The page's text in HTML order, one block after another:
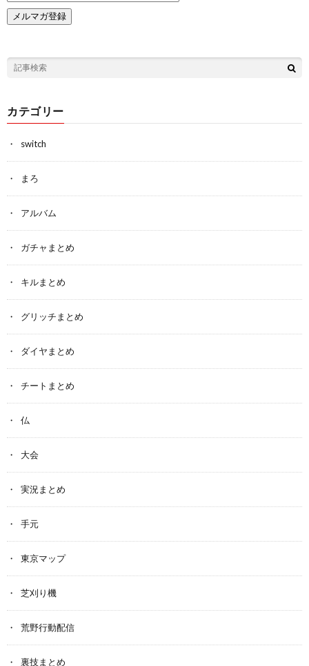
カテゴリー
switch
まろ
アルバム
ガチャまとめ
キルまとめ
グリッチまとめ
ダイヤまとめ
チートまとめ
仏
大会
実況まとめ
手元
東京マップ
芝刈り機
荒野行動配信
裏技まとめ